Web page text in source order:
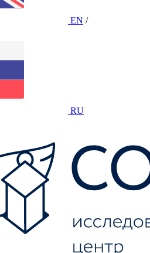
EN /
RU